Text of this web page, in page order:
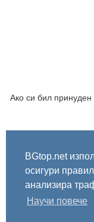
BGtop.net
осигури
анализира
Научи повече
Ако си бил
Начало Правила
Линк за гласуване
© 2002-2026